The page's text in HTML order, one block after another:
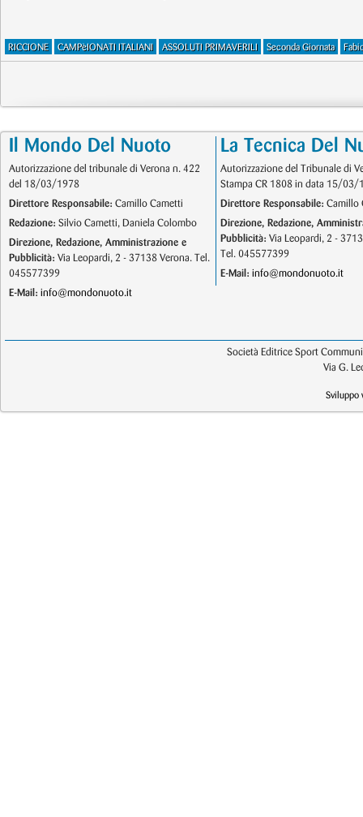
RICCIONE CAMPèIONATI ITALIANI ASSOLUTI PRIMAVERILI Seconda Giornata
Il Mondo Del Nuoto
Autorizzazione del tribunale di Verona n. 422
del 18/03/1978
Direttore Responsabile: Camillo Cametti
Redazione: Silvio Cametti, Daniela Colombo
Direzione, Redazione, Amministrazione e
Pubblicità: Via Leopardi, 2 - 37138 Verona. Tel.
045577399
E-Mail: info@mondonuoto.it
La Tecnica Del
Autorizzazione del Tribunale di
Stampa CR 1808 in data 15/03/
Direttore Responsabile: Camillo
Direzione, Redazione,
Pubblicità: Via Leopardi, 2 -
Tel. 045577399
E-Mail: info@mondonuoto.it
Società Editrice Sport
Via G.
Sviluppo